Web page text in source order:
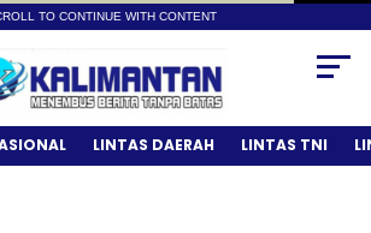
TO CONTINUE WITH CONTENT
LINTAS DAERAH LINTAS TNI